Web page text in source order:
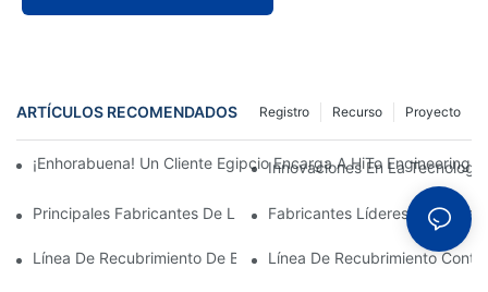
ARTÍCULOS RECOMENDADOS Proyecto
Recurso
Registro
¡Enhorabuena! Un Cliente Egipcio Encarga A HiTo Engineering
Innovaciones En La
Principales Fabricantes De Líneas De Recubrimiento De
Fabricantes Líderes De
Línea De Recubrimiento De Bobinas: Esencial Para Las
Línea De Recubrimiento